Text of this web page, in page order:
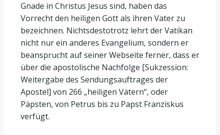
Gnade in Christus Jesus sind, haben das
Vorrecht den heiligen Gott als ihren Vater zu
bezeichnen. Nichtsdestotrotz lehrt der Vatikan
nicht nur ein anderes Evangelium, sondern er
beansprucht auf seiner Webseite ferner, dass er
über die apostolische Nachfolge [Sukzession:
Weitergabe des Sendungsauftrages der
Apostel] von 266 „heiligen Vätern“, oder
Päpsten, von Petrus bis zu Papst Franziskus
verfügt.